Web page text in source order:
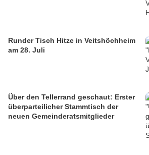
Runder Tisch Hitze in Veitshöchheim
am 28. Juli
Über den Tellerrand geschaut: Erster
überparteilicher Stammtisch der
neuen Gemeinderatsmitglieder